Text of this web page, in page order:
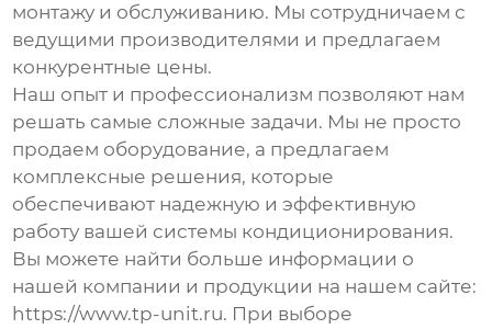
монтажу и обслуживанию. Мы сотрудничаем с
ведущими производителями и предлагаем
конкурентные цены.
Наш опыт и профессионализм позволяют нам
решать самые сложные задачи. Мы не просто
продаем оборудование, а предлагаем
комплексные решения, которые
обеспечивают надежную и эффективную
работу вашей системы кондиционирования.
Вы можете найти больше информации о
нашей компании и продукции на нашем сайте:
https://www.tp-unit.ru. При выборе